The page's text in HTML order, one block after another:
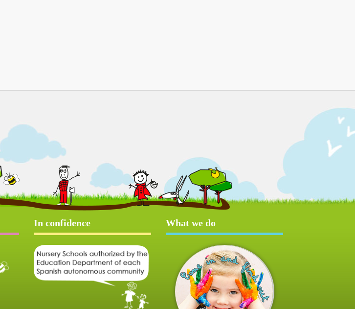
In confidence What we do